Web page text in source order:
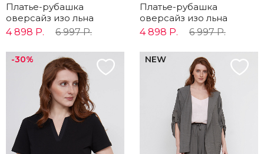
Платье-рубашка
оверсайз изо льна
4 898 Р.
6 997 Р.
Платье-рубашка
оверсайз изо льна
4 898 Р.
6 997 Р.
-30% NEW